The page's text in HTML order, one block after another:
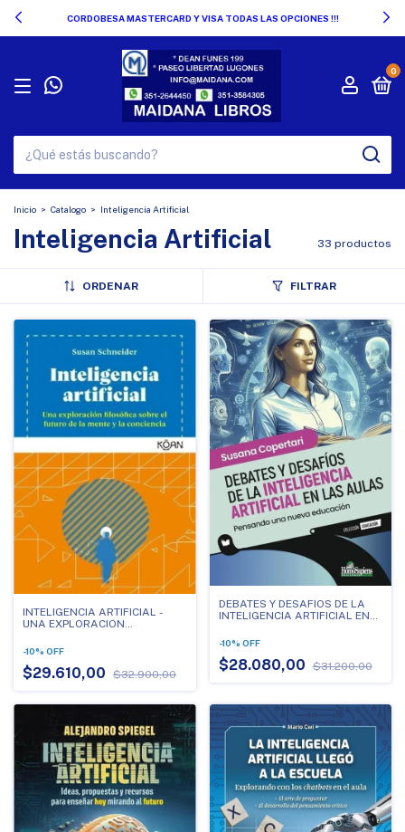
CORDOBESA MASTERCARD Y VISA TODAS LAS OPCIONES !!!
0
Inicio > Catalogo > Inteligencia Artificial
Inteligencia Artificial 33 productos
ORDENAR FILTRAR
INTELIGENCIA ARTIFICIAL -
UNA EXPLORACION
DE LA MENTE Y LA
CONCIENCIA
-10% OFF
$29.610,00 $32.900,00
DEBATES Y DESAFIOS DE LA
INTELIGENCIA ARTIFICIAL EN
NUEVA EDUCACION
-10% OFF
$28.080,00 $31.200,00